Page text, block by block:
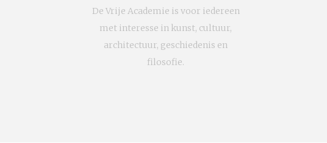
De Vrije Academie is voor iedereen
met interesse in kunst, cultuur,
architectuur, geschiedenis en
filosofie.